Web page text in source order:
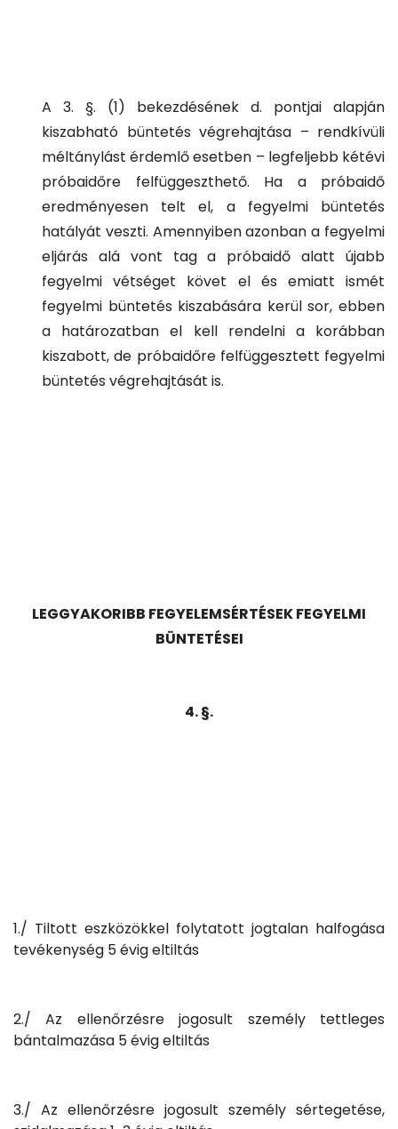
A 3. §. (1) bekezdésének d. pontjai alapján
kiszabható büntetés végrehajtása – rendkívüli
méltánylást érdemlő esetben – legfeljebb kétévi
próbaidőre felfüggeszthető. Ha a próbaidő
eredményesen telt el, a fegyelmi büntetés
hatályát veszti. Amennyiben azonban a fegyelmi
eljárás alá vont tag a próbaidő alatt újabb
fegyelmi vétséget követ el és emiatt ismét
fegyelmi büntetés kiszabására kerül sor, ebben
a határozatban el kell rendelni a korábban
kiszabott, de próbaidőre felfüggesztett fegyelmi
büntetés végrehajtását is.
LEGGYAKORIBB FEGYELEMSÉRTÉSEK FEGYELMI
BÜNTETÉSEI
4. §.
1./ Tiltott eszközökkel folytatott jogtalan halfogása
tevékenység 5 évig eltiltás
2./ Az ellenőrzésre jogosult személy tettleges
bántalmazása 5 évig eltiltás
3./ Az ellenőrzésre jogosult személy sértegetése,